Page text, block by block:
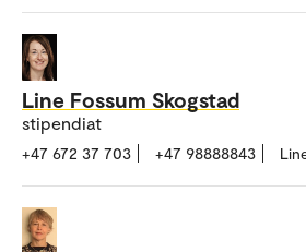
Line Fossum Skogstad
stipendiat
+47 672 37 703 +47 98888843